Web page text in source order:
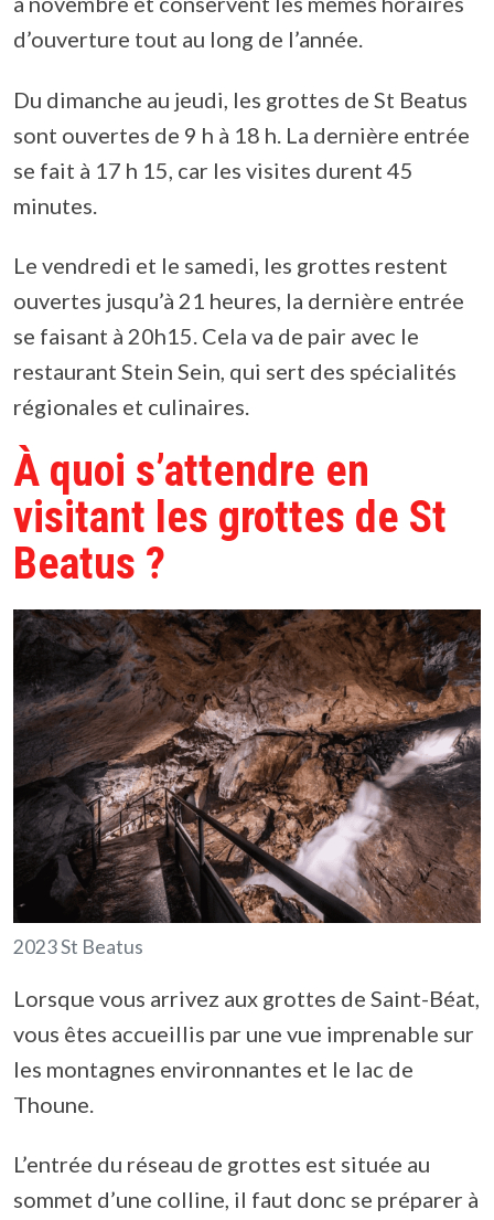
d’ouverture tout au long de l’année.
Du dimanche au jeudi, les grottes de St Beatus
sont ouvertes de 9 h à 18 h. La dernière entrée
se fait à 17 h 15, car les visites durent 45
minutes.
Le vendredi et le samedi, les grottes restent
ouvertes jusqu’à 21 heures, la dernière entrée
se faisant à 20h15. Cela va de pair avec le
restaurant Stein Sein, qui sert des spécialités
régionales et culinaires.
À quoi s’attendre en
visitant les grottes de St
Beatus ?
2023 St Beatus
Lorsque vous arrivez aux grottes de Saint-Béat,
vous êtes accueillis par une vue imprenable sur
les montagnes environnantes et le lac de
Thoune.
L’entrée du réseau de grottes est située au
sommet d’une colline, il faut donc se préparer à